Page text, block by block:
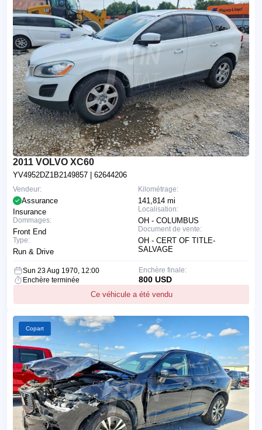
2011 VOLVO XC60
YV4952DZ1B2149857 | 62644206
Kilométrage:
141,814 mi
Localisation:
OH - COLUMBUS
Document de vente:
OH - CERT OF TITLE-
SALVAGE
Vendeur:
Assurance
Insurance
Dommages:
Front End
Type:
Run & Drive
Sun 23 Aug 1970, 12:00
Enchère terminée
Ce véhicule a été vendu
Enchère finale:
800 USD
Copart